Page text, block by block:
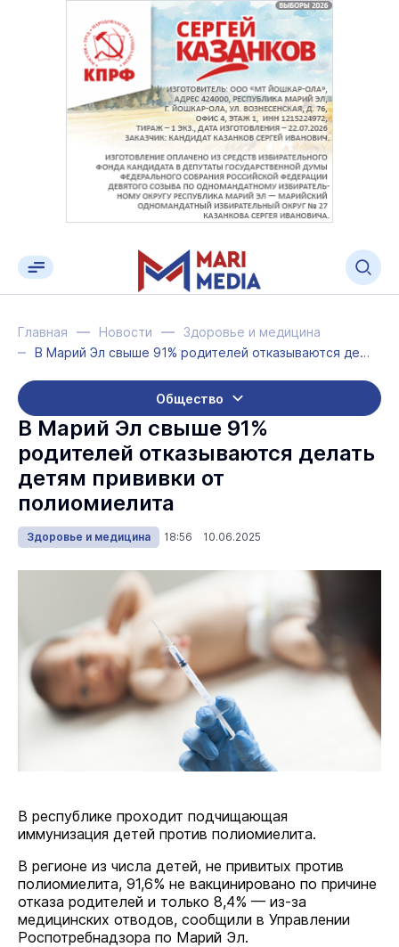
Главная Новости
Здоровье и медицина
В Марий Эл свыше 91% родителей отказываются делать детям прививки от полиомиелит...
Общество
В Марий Эл свыше 91%
родителей отказываются делать
детям прививки от
полиомиелита
Здоровье и медицина 18:56 10.06.2025
В республике проходит подчищающая
иммунизация детей против полиомиелита.
В регионе из числа детей, не привитых против
полиомиелита, 91,6% не вакцинировано по причине
отказа родителей и только 8,4% — из-за
медицинских отводов, сообщили в Управлении
Роспотребнадзора по Марий Эл.